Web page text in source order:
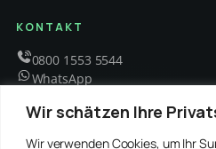
Wir schätzen Ihre
Wir verwenden Cookies, um Ihr
KONTAKT
0800 1553 5544
WhatsApp
Mo – Fr 8 – 18 Uhr